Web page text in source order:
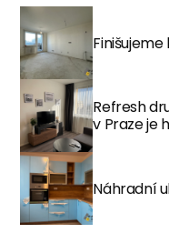
Refresh
v Praze je
Náhradní